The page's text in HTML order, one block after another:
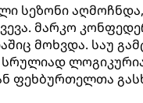
სეზონი
მარკო
მოხვდა. საუ
ფეხბურთელთა